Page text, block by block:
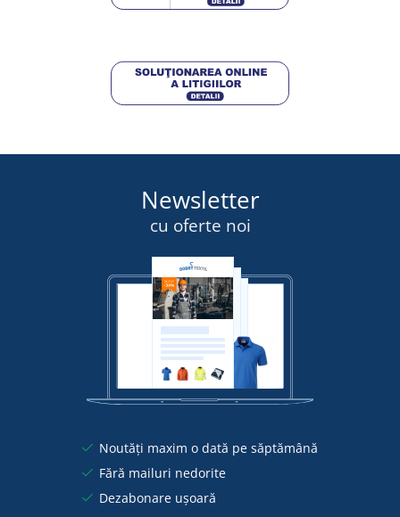
Newsletter
cu oferte noi
Noutăți maxim o dată pe săptămână
Fără mailuri nedorite
Dezabonare ușoară